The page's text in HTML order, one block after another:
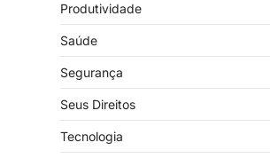
Produtividade
Saúde
Segurança
Seus Direitos
Tecnologia